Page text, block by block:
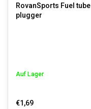
RovanSports Fuel tube
plugger
Auf Lager
€1,69